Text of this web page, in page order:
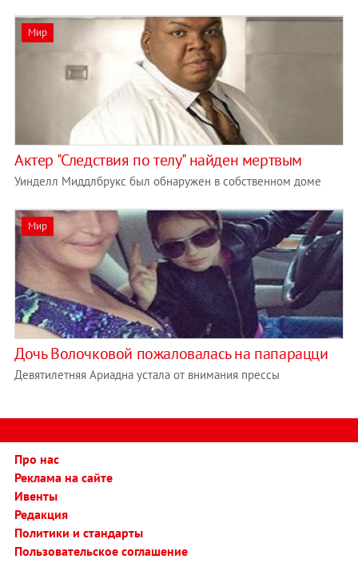
Мир
Актер "Следствия по телу" найден мертвым
Уинделл Миддлбрукс был обнаружен в собственном доме
Мир
Дочь Волочковой пожаловалась на папарацци
Девятилетняя Ариадна устала от внимания прессы
Про нас
Реклама на сайте
Ивенты
Редакция
Политики и стандарты
Пользовательское соглашение